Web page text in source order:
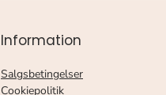
Information
Salgsbetingelser
Cookiepolitik